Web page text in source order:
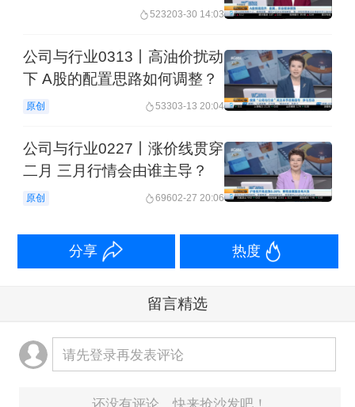
523203-30 14:03
公司与行业0313丨高油价扰动
下 A股的配置思路如何调整？
原创 53303-13 20:04
公司与行业0227丨涨价线贯穿
二月 三月行情会由谁主导？
原创 69602-27 20:06
分享 热度
留言精选
请先登录再发表评论